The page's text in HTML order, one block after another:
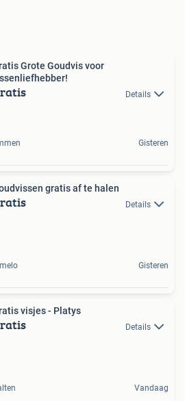
Grote Goudvis voor
Details
Gisteren
gratis af te halen
Details
Gisteren
visjes - Platys
Details
Vandaag